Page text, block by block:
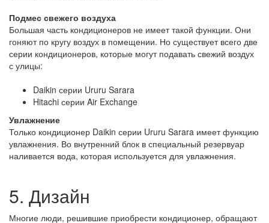
Подмес свежего воздуха
Большая часть кондиционеров не имеет такой функции. Они
гоняют по кругу воздух в помещении. Но существует всего две
серии кондиционеров, которые могут подавать свежий воздух
с улицы:
Daikin серии Ururu Sarara
Hitachi серии Air Exchange
Увлажнение
Только кондиционер Daikin серии Ururu Sarara имеет функцию
увлажнения. Во внутренний блок в специальный резервуар
наливается вода, которая используется для увлажнения.
5. Дизайн
Многие люди, решившие приобрести кондиционер, обращают